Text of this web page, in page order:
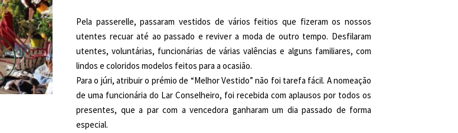
Pela passerelle, passaram vestidos de vários feitios que fizeram os nossos
utentes recuar até ao passado e reviver a moda de outro tempo. Desfilaram
utentes, voluntárias, funcionárias de várias valências e alguns familiares, com
lindos e coloridos modelos feitos para a ocasião.
Para o júri, atribuir o prémio de “Melhor Vestido” não foi tarefa fácil. A nomeação
de uma funcionária do Lar Conselheiro, foi recebida com aplausos por todos os
presentes, que a par com a vencedora ganharam um dia passado de forma
especial.